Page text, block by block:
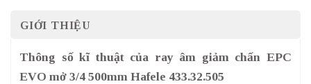
GIỚI THIỆU
Thông số kĩ thuật của ray âm giảm chấn EPC
EVO mở 3/4 500mm Hafele 433.32.505